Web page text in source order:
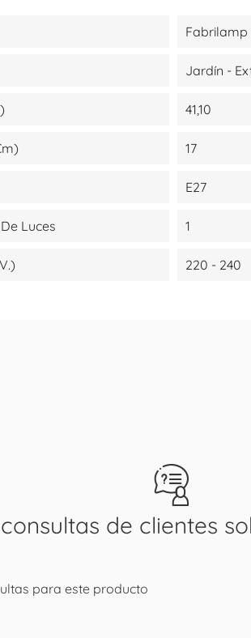
Fabrilamp
Jardín -
41,10
17
E27
Luces 1
220 - 240
de clientes
para este producto